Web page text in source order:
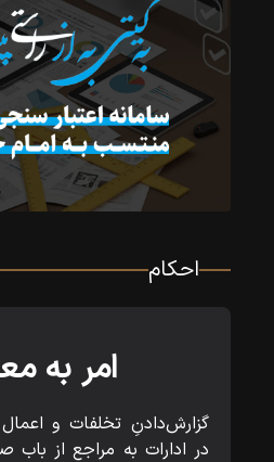
احکام
امر به
گزارش‌دادنِ تخلفات و
در ادارات به مراجع از